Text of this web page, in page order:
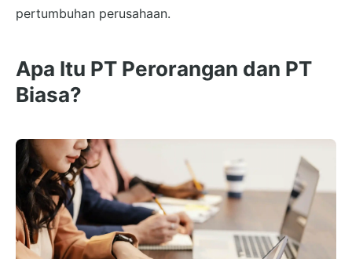
pertumbuhan perusahaan.
Apa Itu PT Perorangan dan PT
Biasa?